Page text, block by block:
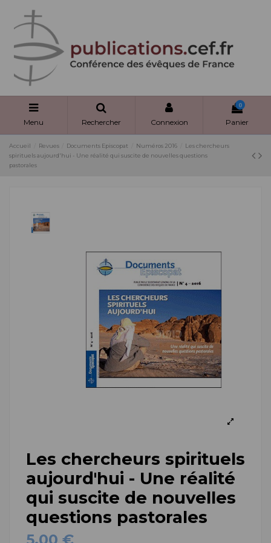
Menu Rechercher Connexion
0
Panier
Accueil Revues Documents Episcopat Numéros 2016
Les chercheurs
spirituels aujourd'hui - Une réalité qui suscite de nouvelles questions
pastorales
Les chercheurs spirituels
aujourd'hui - Une réalité
qui suscite de nouvelles
questions pastorales